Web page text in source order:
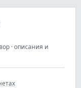
· описания и